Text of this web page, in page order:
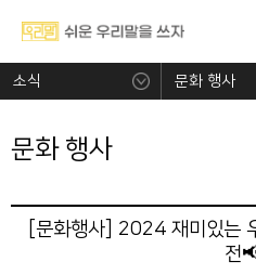
소식 문화 행사
문화 행사
[문화행사] 2024 재미있는
전